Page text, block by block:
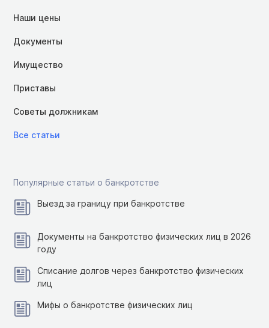
Наши цены
Документы
Имущество
Приставы
Советы должникам
Все статьи
Популярные статьи о банкротстве
Выезд за границу при банкротстве
Документы на банкротство физических лиц в 2026
году
Списание долгов через банкротство физических
лиц
Мифы о банкротстве физических лиц